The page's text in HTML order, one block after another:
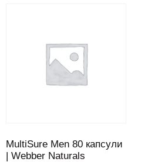
MultiSure Men 80 капсули
| Webber Naturals